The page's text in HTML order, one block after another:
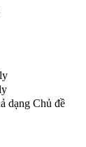
dạng Chủ đề